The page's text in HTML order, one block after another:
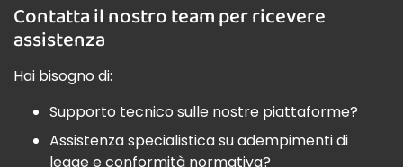
Contatta il nostro team per ricevere
assistenza
Hai bisogno di:
Supporto tecnico sulle nostre piattaforme?
Assistenza specialistica su adempimenti di
legge e conformità normativa?